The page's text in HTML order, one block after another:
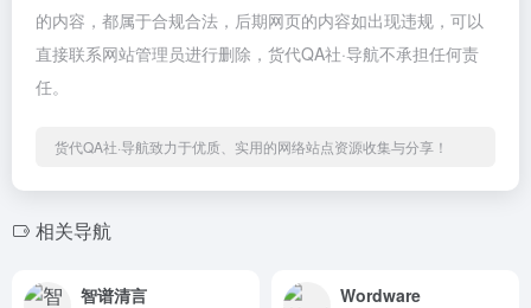
的内容，都属于合规合法，后期网页的内容如出现违规，可以
直接联系网站管理员进行删除，货代QA社·导航不承担任何责
任。
货代QA社·导航致力于优质、实用的网络站点资源收集与分享！
相关导航
智谱清言 Wordware